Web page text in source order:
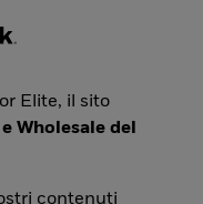
Elite, il sito
Wholesale del
contenuti